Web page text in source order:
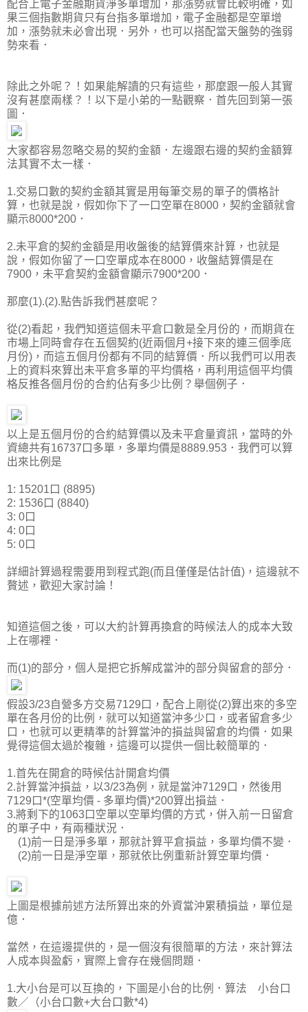
配合上電子金融期貨淨多單增加，那漲勢就會比較明確，如
果三個指數期貨只有台指多單增加，電子金融都是空單增
加，漲勢就未必會出現．另外，也可以搭配當天盤勢的強弱
勢來看．
除此之外呢？！如果能解讀的只有這些，那麼跟一般人其實
沒有甚麼兩樣？！以下是小弟的一點觀察．首先回到第一張
圖．
大家都容易忽略交易的契約金額．左邊跟右邊的契約金額算
法其實不太一樣．
1.交易口數的契約金額其實是用每筆交易的單子的價格計
算，也就是說，假如你下了一口空單在8000，契約金額就會
顯示8000*200．
2.未平倉的契約金額是用收盤後的結算價來計算，也就是
說，假如你留了一口空單成本在8000，收盤結算價是在
7900，未平倉契約金額會顯示7900*200．
那麼(1).(2).點告訴我們甚麼呢？
從(2)看起，我們知道這個未平倉口數是全月份的，而期貨在
市場上同時會存在五個契約(近兩個月+接下來的連三個季底
月份)，而這五個月份都有不同的結算價．所以我們可以用表
上的資料來算出未平倉多單的平均價格，再利用這個平均價
格反推各個月份的合約佔有多少比例？舉個例子．
以上是五個月份的合約結算價以及未平倉量資訊，當時的外
資總共有16737口多單，多單均價是8889.953．我們可以算
出來比例是
1: 15201口 (8895)
2: 1536口 (8840)
3: 0口
4: 0口
5: 0口
詳細計算過程需要用到程式跑(而且僅僅是估計值)，這邊就不
贅述，歡迎大家討論！
知道這個之後，可以大約計算再換倉的時候法人的成本大致
上在哪裡．
而(1)的部分，個人是把它拆解成當沖的部分與留倉的部分．
假設3/23自營多方交易7129口，配合上剛從(2)算出來的多空
單在各月份的比例，就可以知道當沖多少口，或者留倉多少
口，也就可以更精準的計算當沖的損益與留倉的均價．如果
覺得這個太過於複雜，這邊可以提供一個比較簡單的．
1.首先在開倉的時候估計開倉均價
2.計算當沖損益，以3/23為例，就是當沖7129口，然後用
7129口*(空單均價 - 多單均價)*200算出損益．
3.將剩下的1063口空單以空單均價的方式，併入前一日留倉
的單子中，有兩種狀況．
(1)前一日是淨多單，那就計算平倉損益，多單均價不變．
(2)前一日是淨空單，那就依比例重新計算空單均價．
上圖是根據前述方法所算出來的外資當沖累積損益，單位是
億．
當然，在這邊提供的，是一個沒有很簡單的方法，來計算法
人成本與盈虧，實際上會存在幾個問題．
1.大小台是可以互換的，下圖是小台的比例．算法 小台口
數／（小台口數+大台口數*4)